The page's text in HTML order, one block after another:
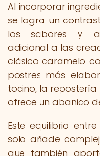
Al incorporar
se logra un
los sabores y
adicional a las
clásico caramelo
postres más
tocino, la
ofrece un abanico
Este equilibrio
solo añade
que también